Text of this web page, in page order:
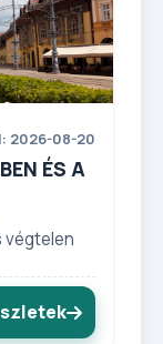
2026-08-20
ÉS A
végtelen